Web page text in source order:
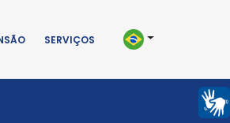
SERVIÇOS